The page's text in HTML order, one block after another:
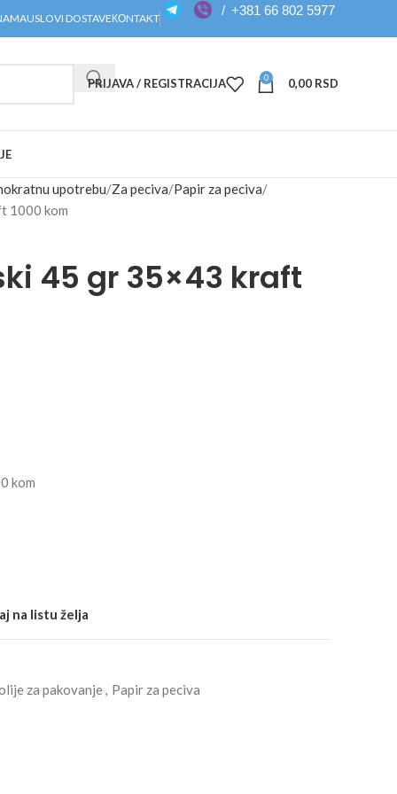
USLOVI DOSTAVEКОNTAKT
/ +381 66 802 5977
PRIJAVA / REGISTRACIJA 0 0,00 RSD
upotrebu Za peciva Papir za peciva
1000 kom
45 gr 35×43 kraft
kom
na listu želja
za pakovanje, Papir za peciva